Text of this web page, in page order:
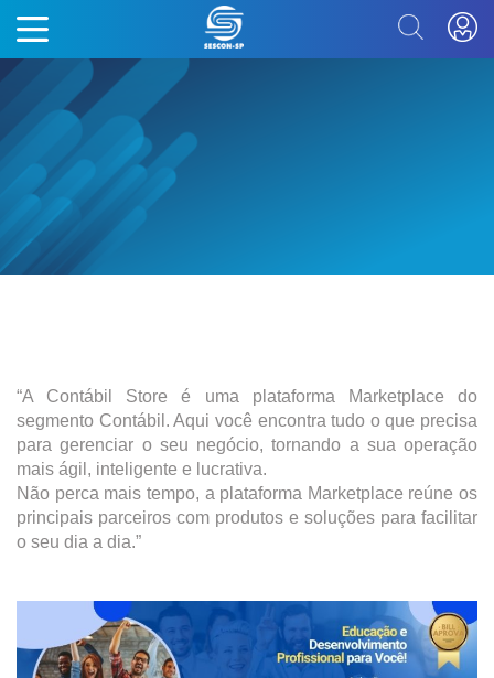
“A Contábil Store é uma plataforma Marketplace do
segmento Contábil. Aqui você encontra tudo o que precisa
para gerenciar o seu negócio, tornando a sua operação
mais ágil, inteligente e lucrativa.
Não perca mais tempo, a plataforma Marketplace reúne os
principais parceiros com produtos e soluções para facilitar
o seu dia a dia.”